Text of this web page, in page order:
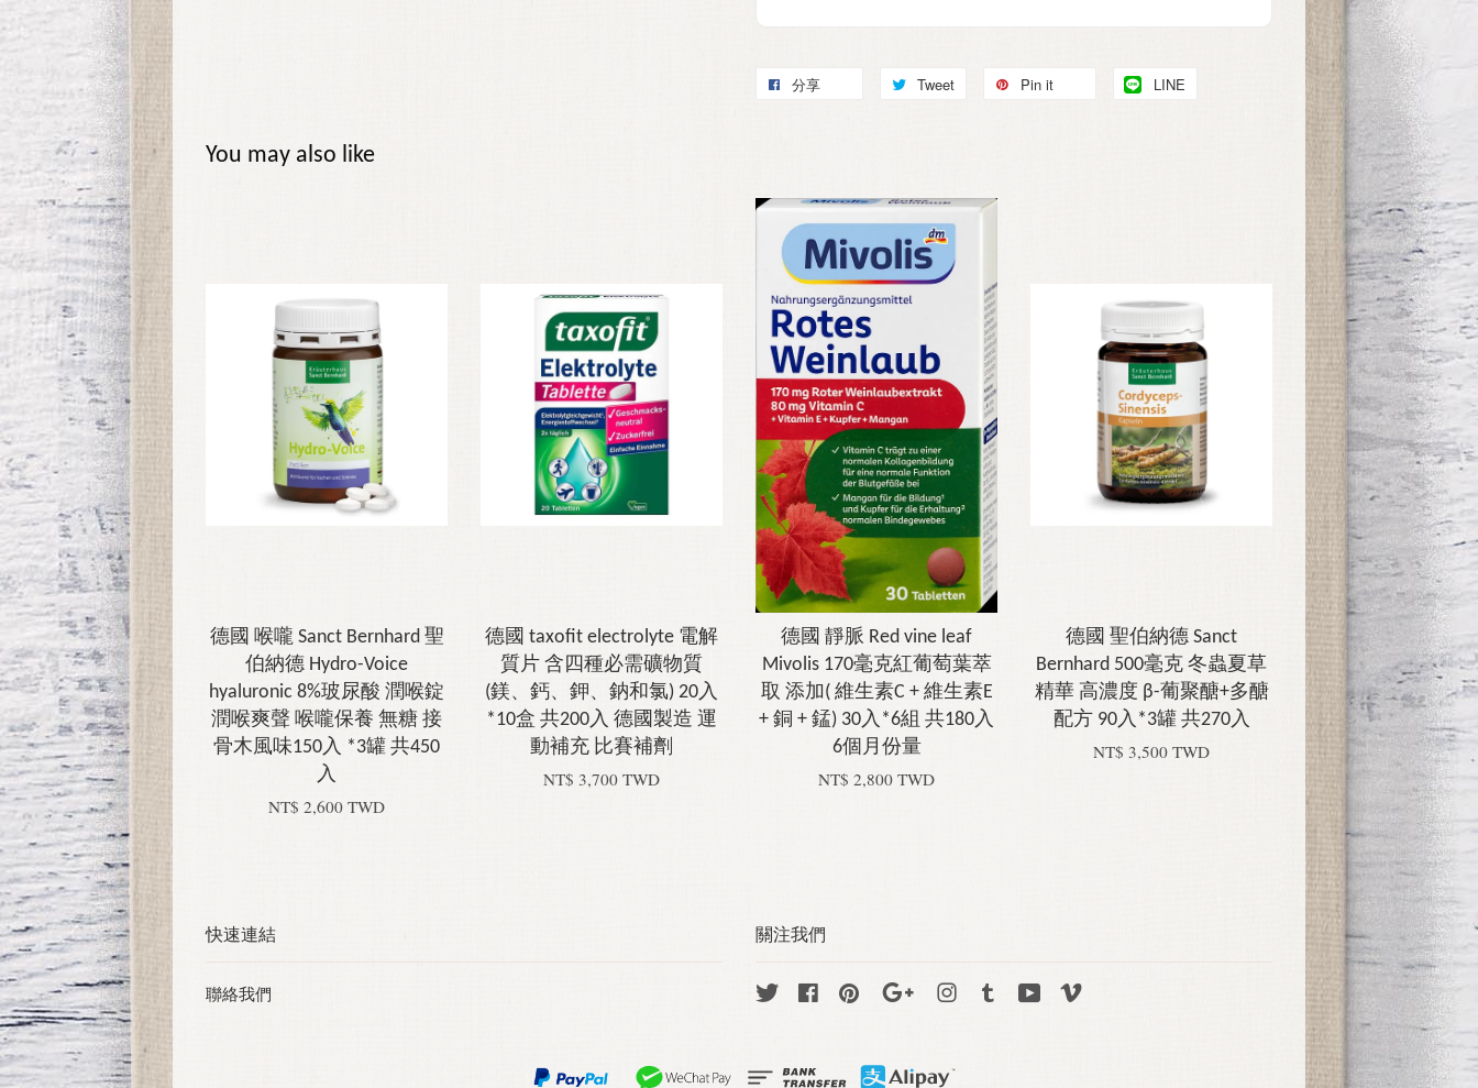
分享 Tweet Pin it LINE
You may also like
德國 喉嚨 Sanct Bernhard 聖
伯納德 Hydro-Voice
hyaluronic 8%玻尿酸 潤喉錠
潤喉爽聲 喉嚨保養 無糖 接
骨木風味150入 *3罐 共450
入
NT$ 2,600 TWD
德國 taxofit electrolyte 電解
質片 含四種必需礦物質
(鎂、鈣、鉀、鈉和氯) 20入
*10盒 共200入 德國製造 運
動補充 比賽補劑
NT$ 3,700 TWD
德國 靜脈 Red vine leaf
Mivolis 170毫克紅葡萄葉萃
取 添加( 維生素C + 維生素E
+ 銅 + 錳) 30入*6組 共180入
6個月份量
NT$ 2,800 TWD
德國 聖伯納德 Sanct
Bernhard 500毫克 冬蟲夏草
精華 高濃度 β-葡聚醣+多醣
配方 90入*3罐 共270入
NT$ 3,500 TWD
快速連結
聯絡我們
關注我們
Twitter FacebookPinterest Google InstagramTumblr YouTube